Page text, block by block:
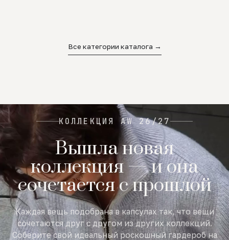
Все категории каталога →
КОЛЛЕКЦИЯ AW 26/27
Вышла новая
коллекция — и она
сочетается с прошлой
Каждая вещь подобрана в капсулах так, что вещи
сочетаются друг с другом из других коллекций.
Соберите свой идеальный роскошный гардероб на